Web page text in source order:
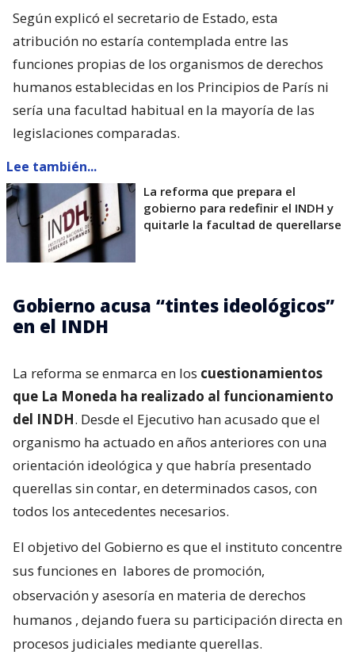
Según explicó el secretario de Estado, esta
atribución no estaría contemplada entre las
funciones propias de los organismos de derechos
humanos establecidas en los Principios de París ni
sería una facultad habitual en la mayoría de las
legislaciones comparadas.
Lee también...
La reforma que prepara el
gobierno para redefinir el INDH y
quitarle la facultad de querellarse
Gobierno acusa “tintes ideológicos”
en el INDH
La reforma se enmarca en los cuestionamientos
que La Moneda ha realizado al funcionamiento
del INDH. Desde el Ejecutivo han acusado que el
organismo ha actuado en años anteriores con una
orientación ideológica y que habría presentado
querellas sin contar, en determinados casos, con
todos los antecedentes necesarios.
El objetivo del Gobierno es que el instituto concentre
sus funciones en labores de promoción,
observación y asesoría en materia de derechos
humanos , dejando fuera su participación directa en
procesos judiciales mediante querellas.